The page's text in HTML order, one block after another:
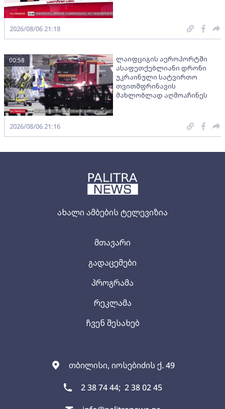
ახალი ამბების ტელევიზია
თბილისი, იოსებიძის ქ. 49
2 38 74 44; 2 38 02 45
მთავარი
გადაცემები
პროგრამა
რეკლამა
ჩვენ შესახებ
2026/08/06 21:18
ლაიფციგის აეროპორტში
ასაფეთქებლიანი დრონი
უკრაინული სატვირთო
თვითმფრინავის
მახლობლად აღმოაჩინეს
00:58
2026/08/06 21:16